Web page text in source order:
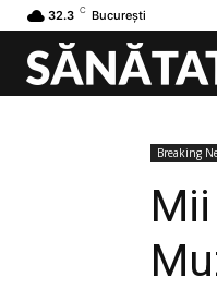
32.3 C București
Breaking